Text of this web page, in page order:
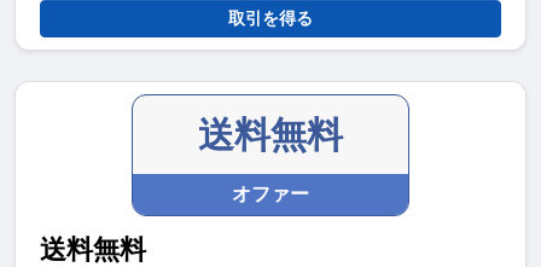
取引を得る
送料無料
オファー
送料無料